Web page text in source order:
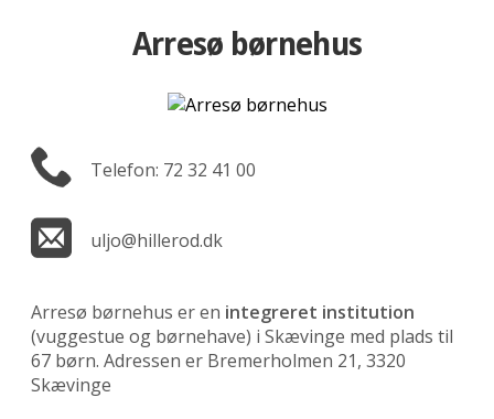
Arresø børnehus
Telefon: 72 32 41 00
uljo@hillerod.dk
Arresø børnehus er en integreret institution
(vuggestue og børnehave) i Skævinge med plads til
67 børn. Adressen er Bremerholmen 21, 3320
Skævinge